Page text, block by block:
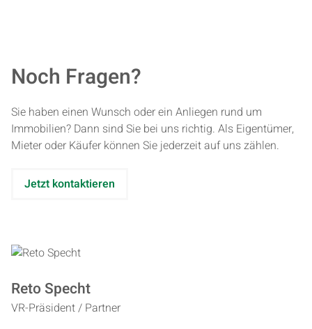
Noch Fra­gen?
Sie haben einen Wunsch oder ein Anliegen rund um
Immobilien? Dann sind Sie bei uns richtig. Als Eigentümer,
Mieter oder Käufer können Sie jederzeit auf uns zählen.
Jetzt kontaktieren
Reto Specht
VR-Präsident / Partner